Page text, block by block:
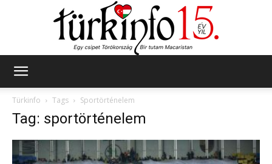
Türkinfo
Tags Sportörténelem
Tag: sportörténelem